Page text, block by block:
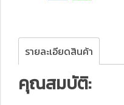
รายละเอียดสินค้า
คุณสมบัติ: